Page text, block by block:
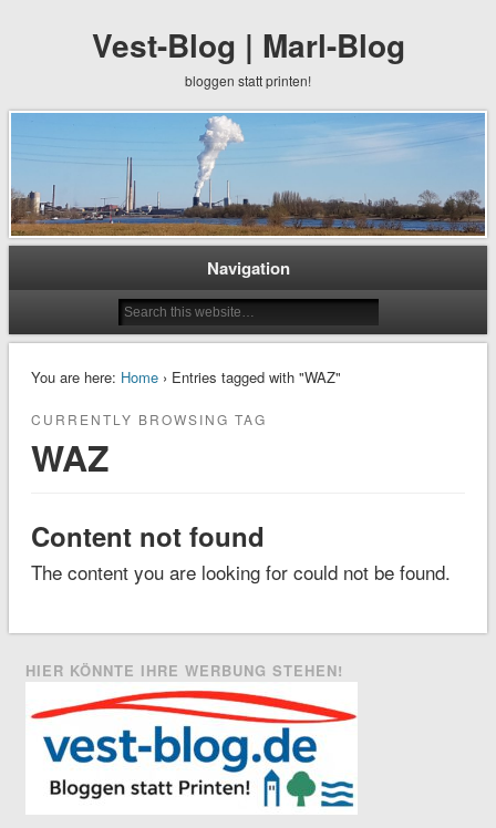
Vest-Blog | Marl-Blog
bloggen statt printen!
Navigation
You are here: Home› Entries tagged with "WAZ"
CURRENTLY BROWSING TAG
WAZ
Content not found
The content you are looking for could not be found.
HIER KÖNNTE IHRE WERBUNG STEHEN!